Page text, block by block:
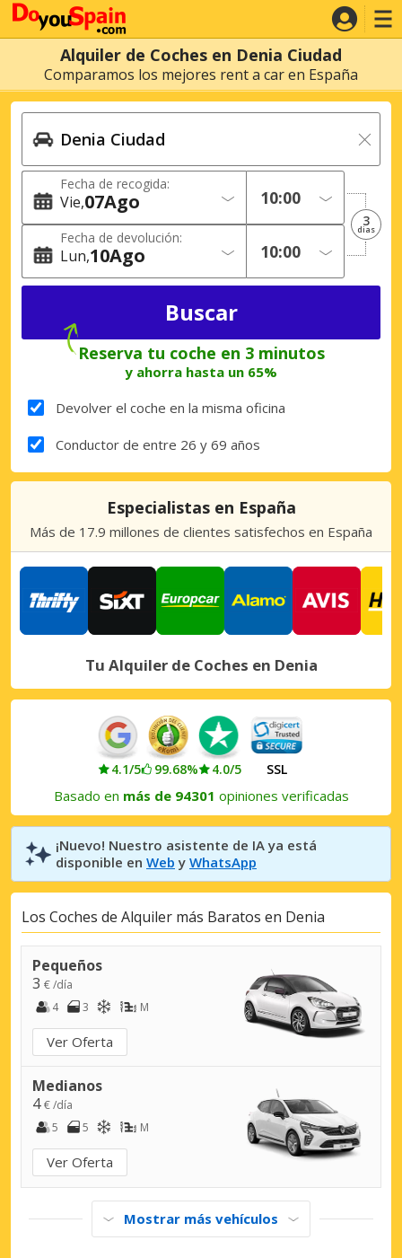
Alquiler de Coches en Denia Ciudad
Comparamos los mejores rent a car en España
Fecha de recogida:
Vie 07Ago
Fecha de devolución:
Lun 10Ago
3
dias
Reserva tu coche en 3 minutos
y ahorra hasta un 65%
Devolver el coche en la misma oficina
Conductor de entre 26 y 69 años
Especialistas en España
Más de 17.9 millones de clientes satisfechos en España
Tu Alquiler de Coches en Denia
4.1/5 99.68% 4.0/5 SSL
Basado en más de 94301 opiniones verificadas
¡Nuevo! Nuestro asistente de IA ya está
disponible en Web y WhatsApp
Los Coches de Alquiler más Baratos en Denia
Pequeños
3 € /día
4
3 M
Ver Oferta
Medianos
4€ /día
5
5 M
Ver Oferta
Mostrar más vehículos